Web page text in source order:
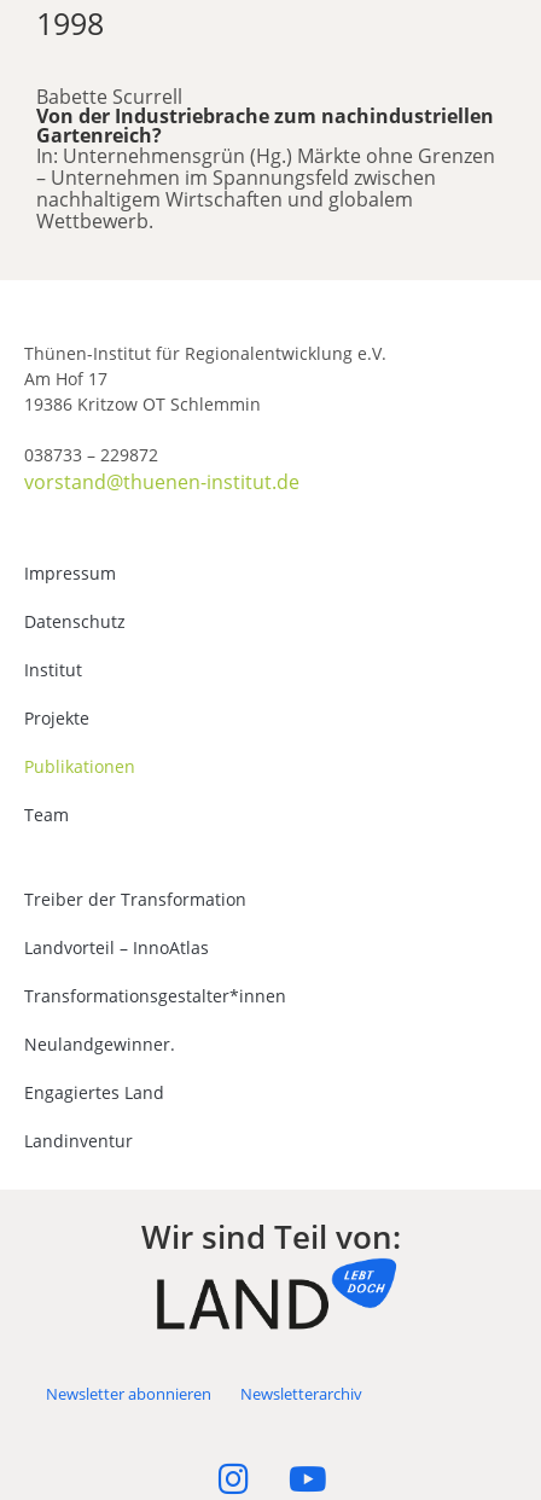
1998
Babette Scurrell
Von der Industriebrache zum nachindustriellen
Gartenreich?
In: Unternehmensgrün (Hg.) Märkte ohne Grenzen
– Unternehmen im Spannungsfeld zwischen
nachhaltigem Wirtschaften und globalem
Wettbewerb.
Thünen-Institut für Regionalentwicklung e.V.
Am Hof 17
19386 Kritzow OT Schlemmin
038733 – 229872
vorstand@thuenen-institut.de
Impressum
Datenschutz
Institut
Projekte
Publikationen
Team
Treiber der Transformation
Landvorteil – InnoAtlas
Transformationsgestalter*innen
Neulandgewinner.
Engagiertes Land
Landinventur
Wir sind Teil von:
Newsletter abonnieren Newsletterarchiv